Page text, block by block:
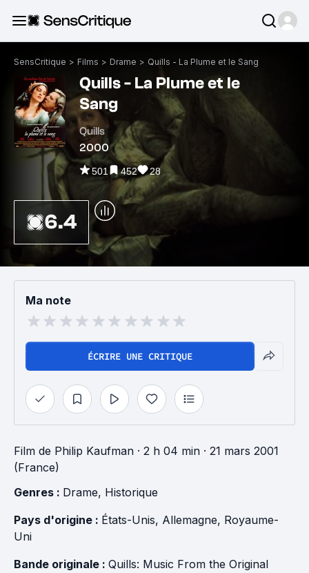
SensCritique > Films > Drame > Quills - La Plume et le Sang
Quills - La Plume et le
Sang
Quills
2000
501 452 28
6.4
Ma note
ÉCRIRE UNE CRITIQUE
Film de Philip Kaufman · 2 h 04 min · 21 mars 2001
(France)
Genres : Drame, Historique
Pays d'origine : États-Unis, Allemagne, Royaume-
Uni
Bande originale : Quills: Music From the Original